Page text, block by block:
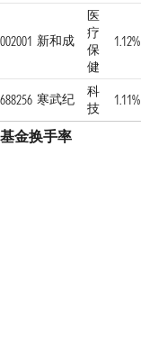
002001 新和成
医
疗
保
健
1.12%
688256 寒武纪
科
技
1.11%
基金换手率